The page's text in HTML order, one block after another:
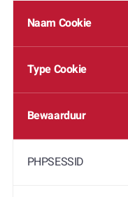
Naam Cookie
Type Cookie
Bewaarduur
PHPSESSID